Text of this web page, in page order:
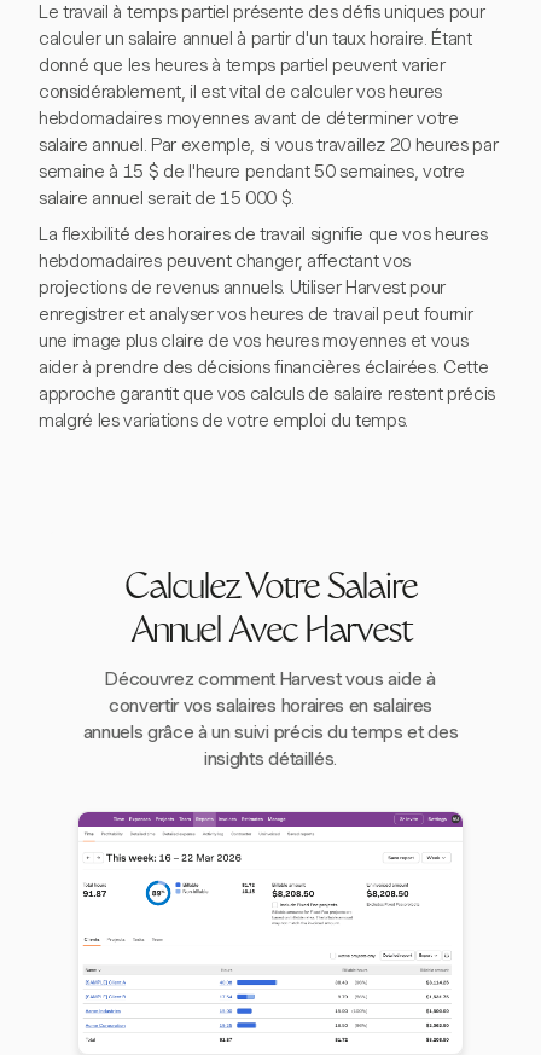
Le travail à temps partiel présente des défis uniques pour
calculer un salaire annuel à partir d'un taux horaire. Étant
donné que les heures à temps partiel peuvent varier
considérablement, il est vital de calculer vos heures
hebdomadaires moyennes avant de déterminer votre
salaire annuel. Par exemple, si vous travaillez 20 heures par
semaine à 15 $ de l'heure pendant 50 semaines, votre
salaire annuel serait de 15 000 $.
La flexibilité des horaires de travail signifie que vos heures
hebdomadaires peuvent changer, affectant vos
projections de revenus annuels. Utiliser Harvest pour
enregistrer et analyser vos heures de travail peut fournir
une image plus claire de vos heures moyennes et vous
aider à prendre des décisions financières éclairées. Cette
approche garantit que vos calculs de salaire restent précis
malgré les variations de votre emploi du temps.
Calculez Votre Salaire
Annuel Avec Harvest
Découvrez comment Harvest vous aide à
convertir vos salaires horaires en salaires
annuels grâce à un suivi précis du temps et des
insights détaillés.